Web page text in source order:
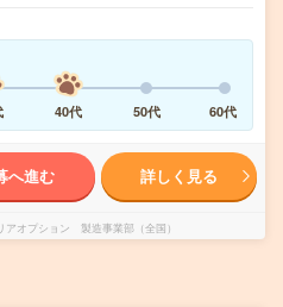
40代 50代 60代
へ進む 詳しく見る
アオプション 製造事業部（全国）